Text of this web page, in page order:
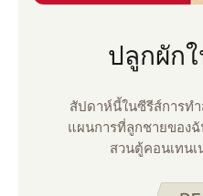
ปลูกผัก
สัปดาห์นี้ในซีรีส์การทํ
แผนการที่ลูกชายของ
สวนตู้คอนเทนเ